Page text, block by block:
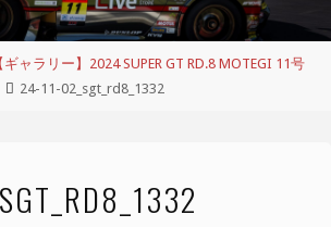
ギャラリー】2024 SUPER GT RD.8 MOTEGI 11号
24-11-02_sgt_rd8_1332